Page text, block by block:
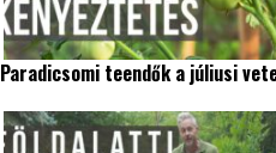
Paradicsomi teendők a júliusi